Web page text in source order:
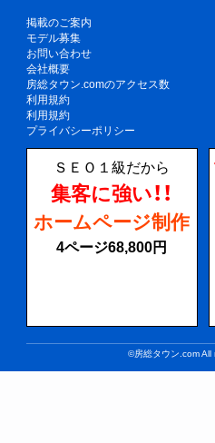
掲載のご案内
モデル募集
お問い合わせ
会社概要
房総タウン.comのアクセス数
利用規約
利用規約
プライバシーポリシー
ＳＥＯ１級だから
集客に強い！！
ホームページ制作
4ページ68,800円
©房総タウン.com All